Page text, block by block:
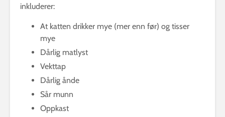
inkluderer:
At katten drikker mye (mer enn før) og tisser
mye
Dårlig matlyst
Vekttap
Dårlig ånde
Sår munn
Oppkast